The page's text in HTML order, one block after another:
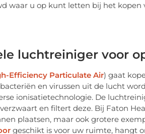
waar u op kunt letten bij het kopen
luchtreiniger voor
Efficiency Particulate Air) gaat
en virussen uit de lucht
ionisatietechnologie. De
en filtert deze. Bij Faton
plaatsen, maar ook grotere
geschikt is voor uw ruimte, hangt